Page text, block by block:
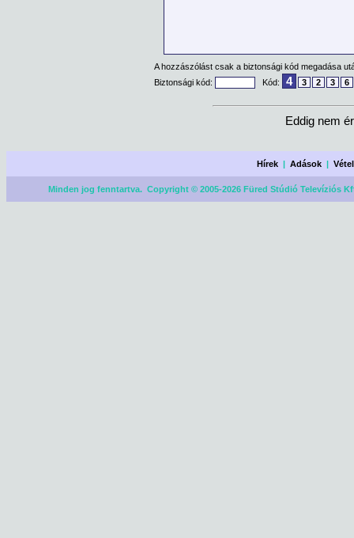
A hozzászólást csak a biztonsági kód megadása
Biztonsági kód:
Kód: 4 3 2 3 6
Eddig nem
Hírek |Adások |
Minden jog fenntartva. Copyright © 2005-2026 Füred Stúdió Televíziós